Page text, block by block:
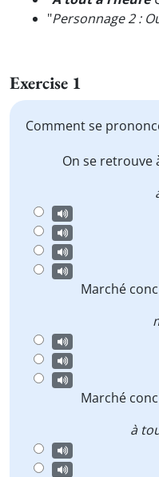
"Personnage 2 :
Exercise 1
Comment se
On se retrouve
Marché
Marché
à